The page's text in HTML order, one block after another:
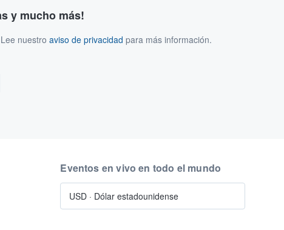
y mucho más!
nuestro aviso de privacidad para más información.
Eventos en vivo en todo el mundo
USD · Dólar estadounidense